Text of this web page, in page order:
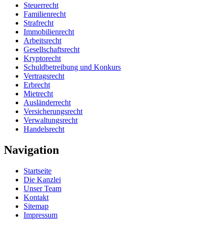
Steuerrecht
Familienrecht
Strafrecht
Immobilienrecht
Arbeitsrecht
Gesellschaftsrecht
Kryptorecht
Schuldbetreibung und Konkurs
Vertragsrecht
Erbrecht
Mietrecht
Ausländerrecht
Versicherungsrecht
Verwaltungsrecht
Handelsrecht
Navigation
Startseite
Die Kanzlei
Unser Team
Kontakt
Sitemap
Impressum